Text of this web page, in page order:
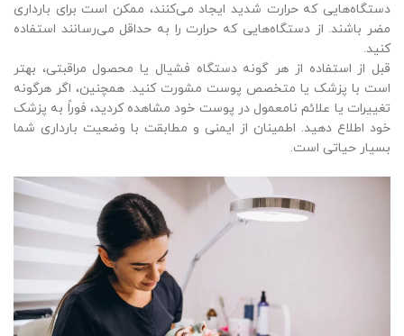
دستگاه‌هایی که حرارت شدید ایجاد می‌کنند، ممکن است برای بارداری
مضر باشند. از دستگاه‌هایی که حرارت را به حداقل می‌رسانند استفاده
کنید.
قبل از استفاده از هر گونه دستگاه فشیال یا محصول مراقبتی، بهتر
است با پزشک یا متخصص پوست مشورت کنید. همچنین، اگر هرگونه
تغییرات یا علائم نامعمول در پوست خود مشاهده کردید، فوراً به پزشک
خود اطلاع دهید. اطمینان از ایمنی و مطابقت با وضعیت بارداری شما
بسیار حیاتی است.